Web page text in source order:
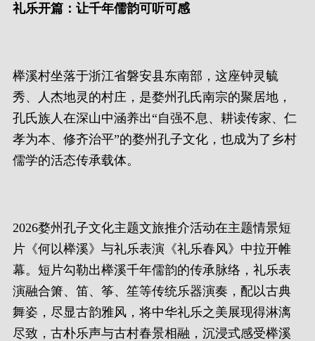
礼乐开篇：让千年儒韵可听可感
榉溪村坐落于浙江省磐安县东南部，这座钟灵毓
秀、人杰地灵的村庄，是婺州孔氏南宗的聚居地，
孔氏族人在深山中涵养出“自强不息、耕读传家、仁
孝为本、修齐治平”的婺州孔子文化，也成为了乡村
儒学的活态传承载体。
2026婺州孔子文化主题文旅推介活动在主题情景短
片《何以榉溪》与礼乐表演《礼乐春风》中拉开帷
幕。短片勾勒出榉溪千年儒韵的传承脉络，礼乐表
演融合箫、笛、筝、笙等传统乐器演奏，配以古典
舞姿，尽显古韵雅风，将中华礼乐之美展现得淋漓
尽致，古朴乐声与古村春景相融，沉浸式感受榉溪